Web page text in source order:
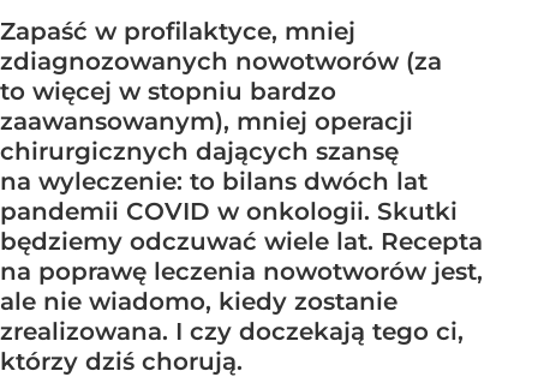
Zapaść w profilaktyce, mniej
zdiagnozowanych nowotworów (za
to więcej w stopniu bardzo
zaawansowanym), mniej operacji
chirurgicznych dających szansę
na wyleczenie: to bilans dwóch lat
pandemii COVID w onkologii. Skutki
będziemy odczuwać wiele lat. Recepta
na poprawę leczenia nowotworów jest,
ale nie wiadomo, kiedy zostanie
zrealizowana. I czy doczekają tego ci,
którzy dziś chorują.